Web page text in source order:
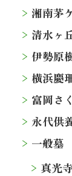
湘南茅
清水ヶ
伊勢原
横浜慶
富岡さ
永代供
一般墓
真光